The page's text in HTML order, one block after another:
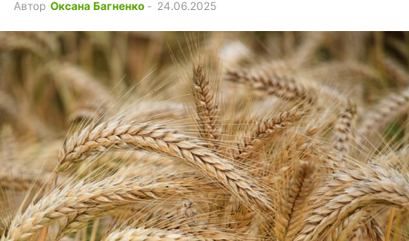
Автор Оксана Багненко - 24.06.2025